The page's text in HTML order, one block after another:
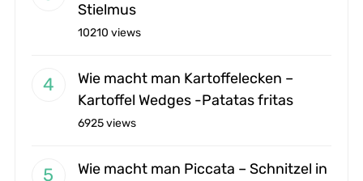
Stielmus
10210 views
Wie macht man Kartoffelecken –
Kartoffel Wedges -Patatas fritas
6925 views
Wie macht man Piccata – Schnitzel in